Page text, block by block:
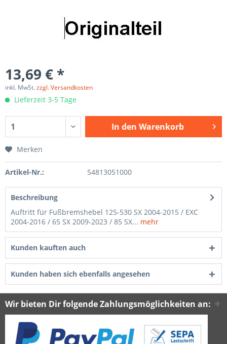
13,69 € *
inkl. MwSt.zzgl. Versandkosten
Lieferzeit 3-5 Tage
In den Warenkorb
Merken
Artikel-Nr.: 54813051000
Beschreibung
Auftritt für Fußbremshebel 125-530 SX 2004-2015 / EXC
2004-2016 / 65 SX 2009-2023 / 85 SX... mehr
Kunden kauften auch
Kunden haben sich ebenfalls angesehen
Wir bieten Dir folgende Zahlungsmöglichkeiten an: